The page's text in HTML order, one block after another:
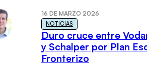
16 DE MARZO 2026
NOTICIAS
Duro cruce entre
y Schalper por Plan
Fronterizo